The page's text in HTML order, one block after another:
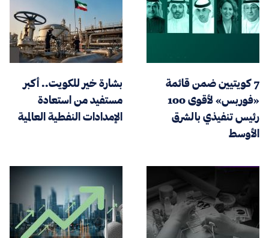
7 كويتيين ضمن قائمة
«فوربس» لأقوى 100
رئيس تنفيذي بالشرق
الأوسط
بشارة خير للكويت.. أكبر
مستفيد من استعادة
الإمدادات النفطية العالمية